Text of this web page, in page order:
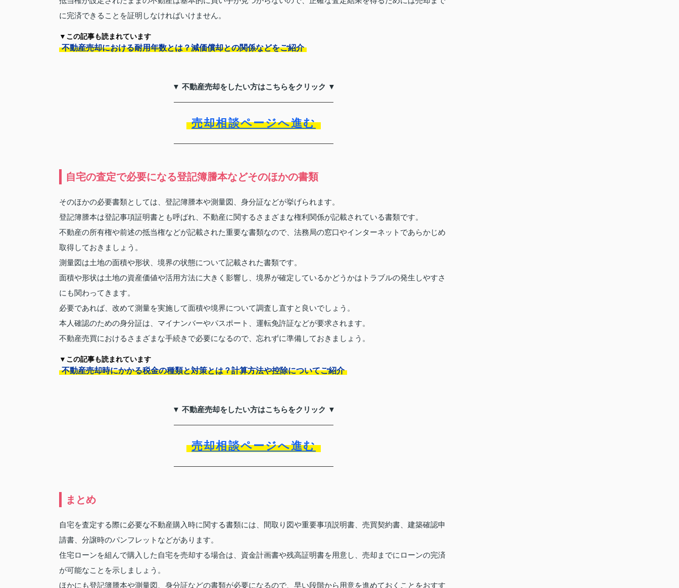
に完済できることを証明しなければいけません。
▼この記事も読まれています
不動産売却における耐用年数とは？減価償却との関係などをご紹介
▼ 不動産売却をしたい方はこちらをクリック ▼
売却相談ページへ進む
自宅の査定で必要になる登記簿謄本などそのほかの書類
そのほかの必要書類としては、登記簿謄本や測量図、身分証などが挙げられます。
登記簿謄本は登記事項証明書とも呼ばれ、不動産に関するさまざまな権利関係が記載されている書類です。
不動産の所有権や前述の抵当権などが記載された重要な書類なので、法務局の窓口やインターネットであらかじめ
取得しておきましょう。
測量図は土地の面積や形状、境界の状態について記載された書類です。
面積や形状は土地の資産価値や活用方法に大きく影響し、境界が確定しているかどうかはトラブルの発生しやすさ
にも関わってきます。
必要であれば、改めて測量を実施して面積や境界について調査し直すと良いでしょう。
本人確認のための身分証は、マイナンバーやパスポート、運転免許証などが要求されます。
不動産売買におけるさまざまな手続きで必要になるので、忘れずに準備しておきましょう。
▼この記事も読まれています
不動産売却時にかかる税金の種類と対策とは？計算方法や控除についてご紹介
▼ 不動産売却をしたい方はこちらをクリック ▼
売却相談ページへ進む
まとめ
自宅を査定する際に必要な不動産購入時に関する書類には、間取り図や重要事項説明書、売買契約書、建築確認申
請書、分譲時のパンフレットなどがあります。
住宅ローンを組んで購入した自宅を売却する場合は、資金計画書や残高証明書を用意し、売却までにローンの完済
が可能なことを示しましょう。
ほかにも登記簿謄本や測量図、身分証などの書類が必要になるので、早い段階から用意を進めておくことをおすす